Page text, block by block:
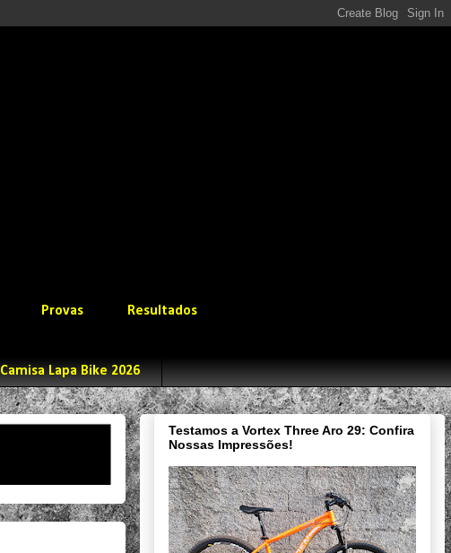
Provas Resultados
Camisa Lapa Bike 2026
Testamos a Vortex Three Aro 29: Confira
Nossas Impressões!